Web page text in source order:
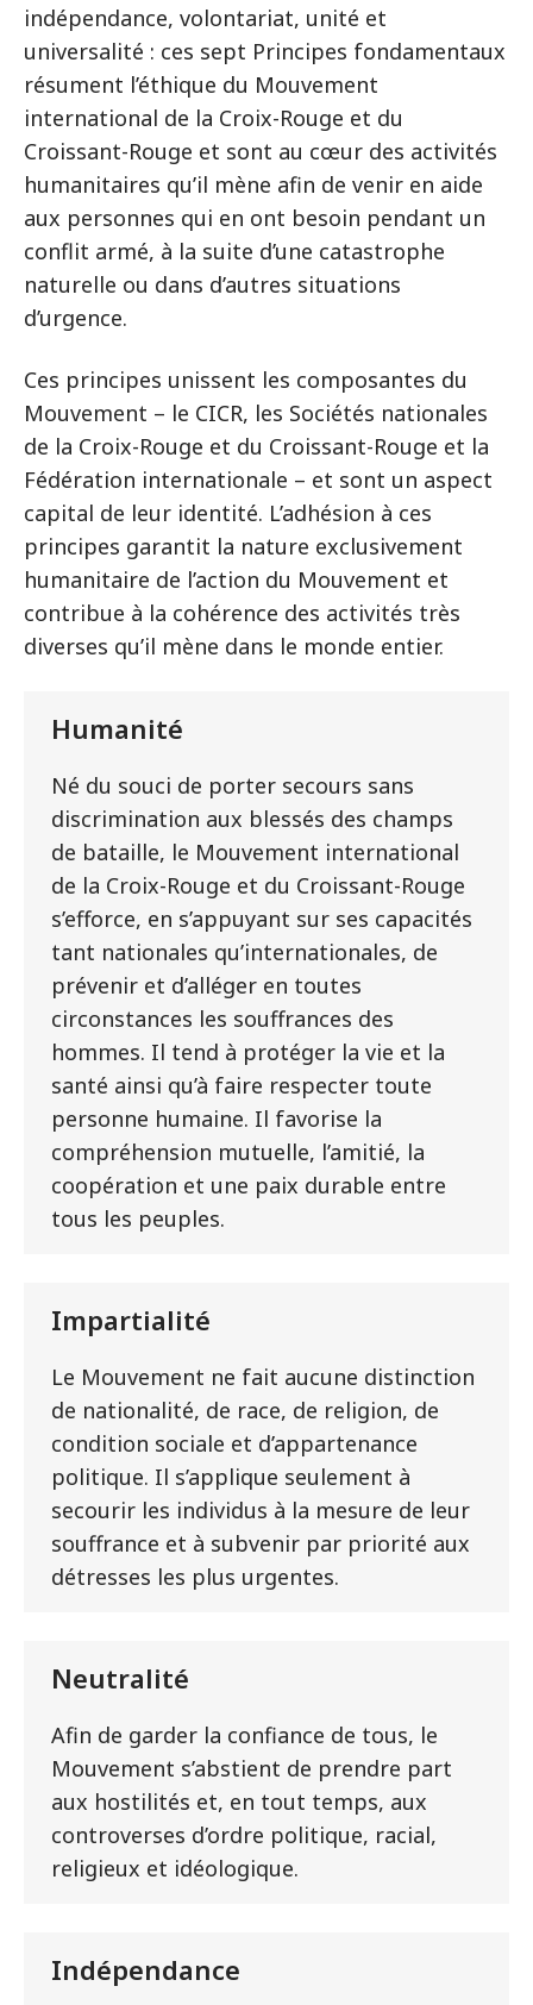
indépendance, volontariat, unité et
universalité : ces sept Principes fondamentaux
résument l’éthique du Mouvement
international de la Croix-Rouge et du
Croissant-Rouge et sont au cœur des activités
humanitaires qu’il mène afin de venir en aide
aux personnes qui en ont besoin pendant un
conflit armé, à la suite d’une catastrophe
naturelle ou dans d’autres situations
d’urgence.
Ces principes unissent les composantes du
Mouvement – le CICR, les Sociétés nationales
de la Croix-Rouge et du Croissant-Rouge et la
Fédération internationale – et sont un aspect
capital de leur identité. L’adhésion à ces
principes garantit la nature exclusivement
humanitaire de l’action du Mouvement et
contribue à la cohérence des activités très
diverses qu’il mène dans le monde entier.
Humanité
Né du souci de porter secours sans
discrimination aux blessés des champs
de bataille, le Mouvement international
de la Croix-Rouge et du Croissant-Rouge
s’efforce, en s’appuyant sur ses capacités
tant nationales qu’internationales, de
prévenir et d’alléger en toutes
circonstances les souffrances des
hommes. Il tend à protéger la vie et la
santé ainsi qu’à faire respecter toute
personne humaine. Il favorise la
compréhension mutuelle, l’amitié, la
coopération et une paix durable entre
tous les peuples.
Impartialité
Le Mouvement ne fait aucune distinction
de nationalité, de race, de religion, de
condition sociale et d’appartenance
politique. Il s’applique seulement à
secourir les individus à la mesure de leur
souffrance et à subvenir par priorité aux
détresses les plus urgentes.
Neutralité
Afin de garder la confiance de tous, le
Mouvement s’abstient de prendre part
aux hostilités et, en tout temps, aux
controverses d’ordre politique, racial,
religieux et idéologique.
Indépendance